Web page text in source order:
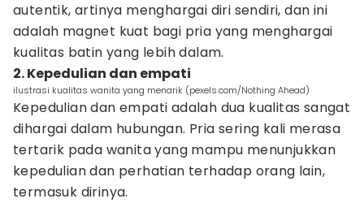
autentik, artinya menghargai diri sendiri, dan ini
adalah magnet kuat bagi pria yang menghargai
kualitas batin yang lebih dalam.
2. Kepedulian dan empati
ilustrasi kualitas wanita yang menarik (pexels.com/Nothing Ahead)
Kepedulian dan empati adalah dua kualitas sangat
dihargai dalam hubungan. Pria sering kali merasa
tertarik pada wanita yang mampu menunjukkan
kepedulian dan perhatian terhadap orang lain,
termasuk dirinya.